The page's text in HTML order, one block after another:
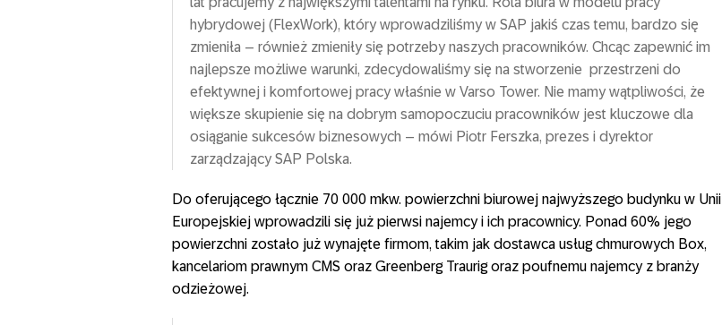
hybrydowej (FlexWork), który wprowadziliśmy w SAP jakiś czas temu, bardzo się
zmieniła – również zmieniły się potrzeby naszych pracowników. Chcąc zapewnić im
najlepsze możliwe warunki, zdecydowaliśmy się na stworzenie przestrzeni do
efektywnej i komfortowej pracy właśnie w Varso Tower. Nie mamy wątpliwości, że
większe skupienie się na dobrym samopoczuciu pracowników jest kluczowe dla
osiąganie sukcesów biznesowych – mówi Piotr Ferszka, prezes i dyrektor
zarządzający SAP Polska.
Do oferującego łącznie 70 000 mkw. powierzchni biurowej najwyższego budynku w Unii
Europejskiej wprowadzili się już pierwsi najemcy i ich pracownicy. Ponad 60% jego
powierzchni zostało już wynajęte firmom, takim jak dostawca usług chmurowych Box,
kancelariom prawnym CMS oraz Greenberg Traurig oraz poufnemu najemcy z branży
odzieżowej.